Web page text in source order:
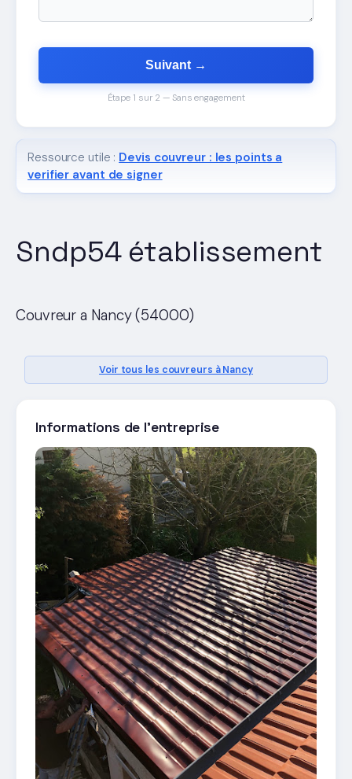
Sndp54 établissement
Couvreur a Nancy (54000)
Voir tous les couvreurs à Nancy
Informations de l'entreprise
Suivant →
Étape 1 sur 2 — Sans engagement
Ressource utile : Devis couvreur : les points a
verifier avant de signer